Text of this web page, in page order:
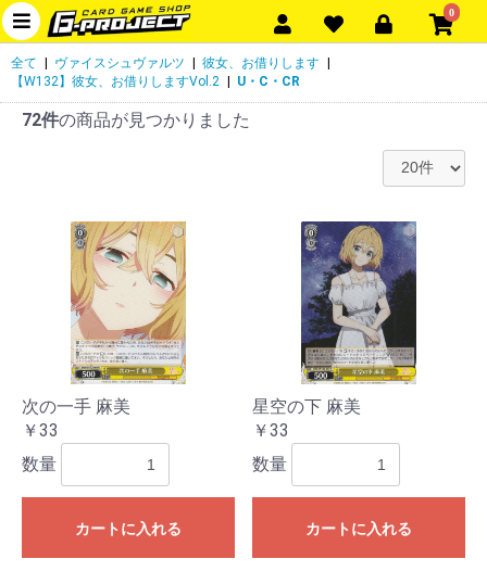
0
全て ヴァイスシュヴァルツ 彼女、お借りします
【W132】彼女、お借りしますVol.2
U・C・CR
72件の商品が見つかりました
次の一手 麻美
￥33
数量
カートに入れる
星空の下 麻美
￥33
数量
カートに入れる